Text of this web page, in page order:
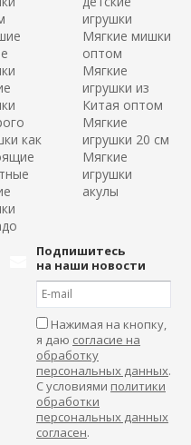
как
игрушки
Мягкие мишки
оптом
Мягкие
игрушки из
Китая оптом
Мягкие
игрушки 20 см
Мягкие
игрушки
акулы
Подпишитесь
на наши новости
Нажимая на кнопку,
я даю согласие на
обработку
персональных данных.
С условиями политики
обработки
персональных данных
согласен.